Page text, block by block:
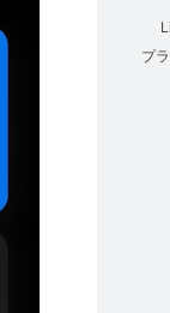
プ